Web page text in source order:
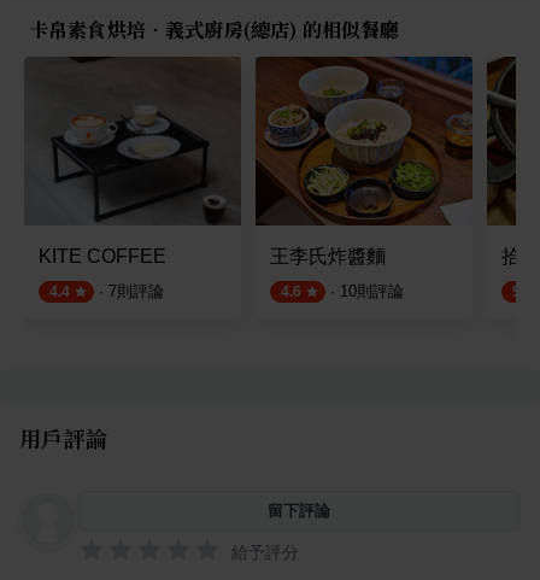
卡帛素食烘培‧義式廚房(總店) 的相似餐廳
KITE COFFEE
4.4 · 7則評論
王李氏炸醬麵
4.6 · 10則評論
拾
5.0
用戶評論
留下評論
給予評分